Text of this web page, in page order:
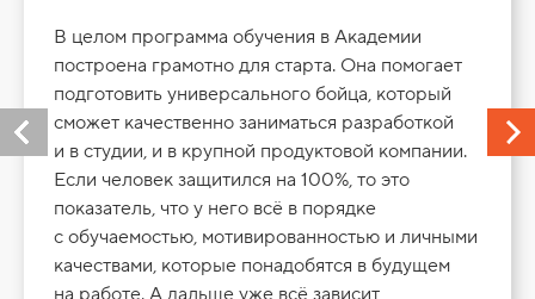
В целом программа обучения в Академии
построена грамотно для старта. Она помогает
подготовить универсального бойца, который
сможет качественно заниматься разработкой
и в студии, и в крупной продуктовой компании.
Если человек защитился на 100%, то это
показатель, что у него всё в порядке
с обучаемостью, мотивированностью и личными
качествами, которые понадобятся в будущем